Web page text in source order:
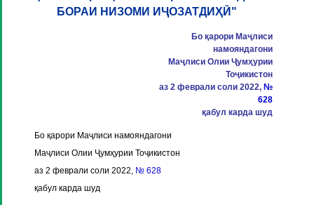
БОРАИ НИЗОМИ ИҶОЗАТДИҲӢ"
Бо қарори Маҷлиси
намояндагони
Маҷлиси Олии Ҷумҳурии
Тоҷикистон
аз 2 феврали соли 2022, №
628
қабул карда шуд
Бо қарори Маҷлиси намояндагони
Маҷлиси Олии Ҷумҳурии Тоҷикистон
аз 2 феврали соли 2022, № 628
қабул карда шуд